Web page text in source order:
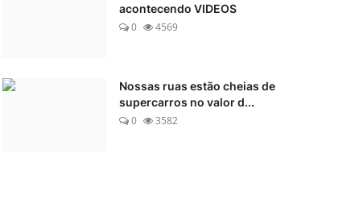
acontecendo VIDEOS
0
4569
Nossas ruas estão cheias de
supercarros no valor d...
0
3582